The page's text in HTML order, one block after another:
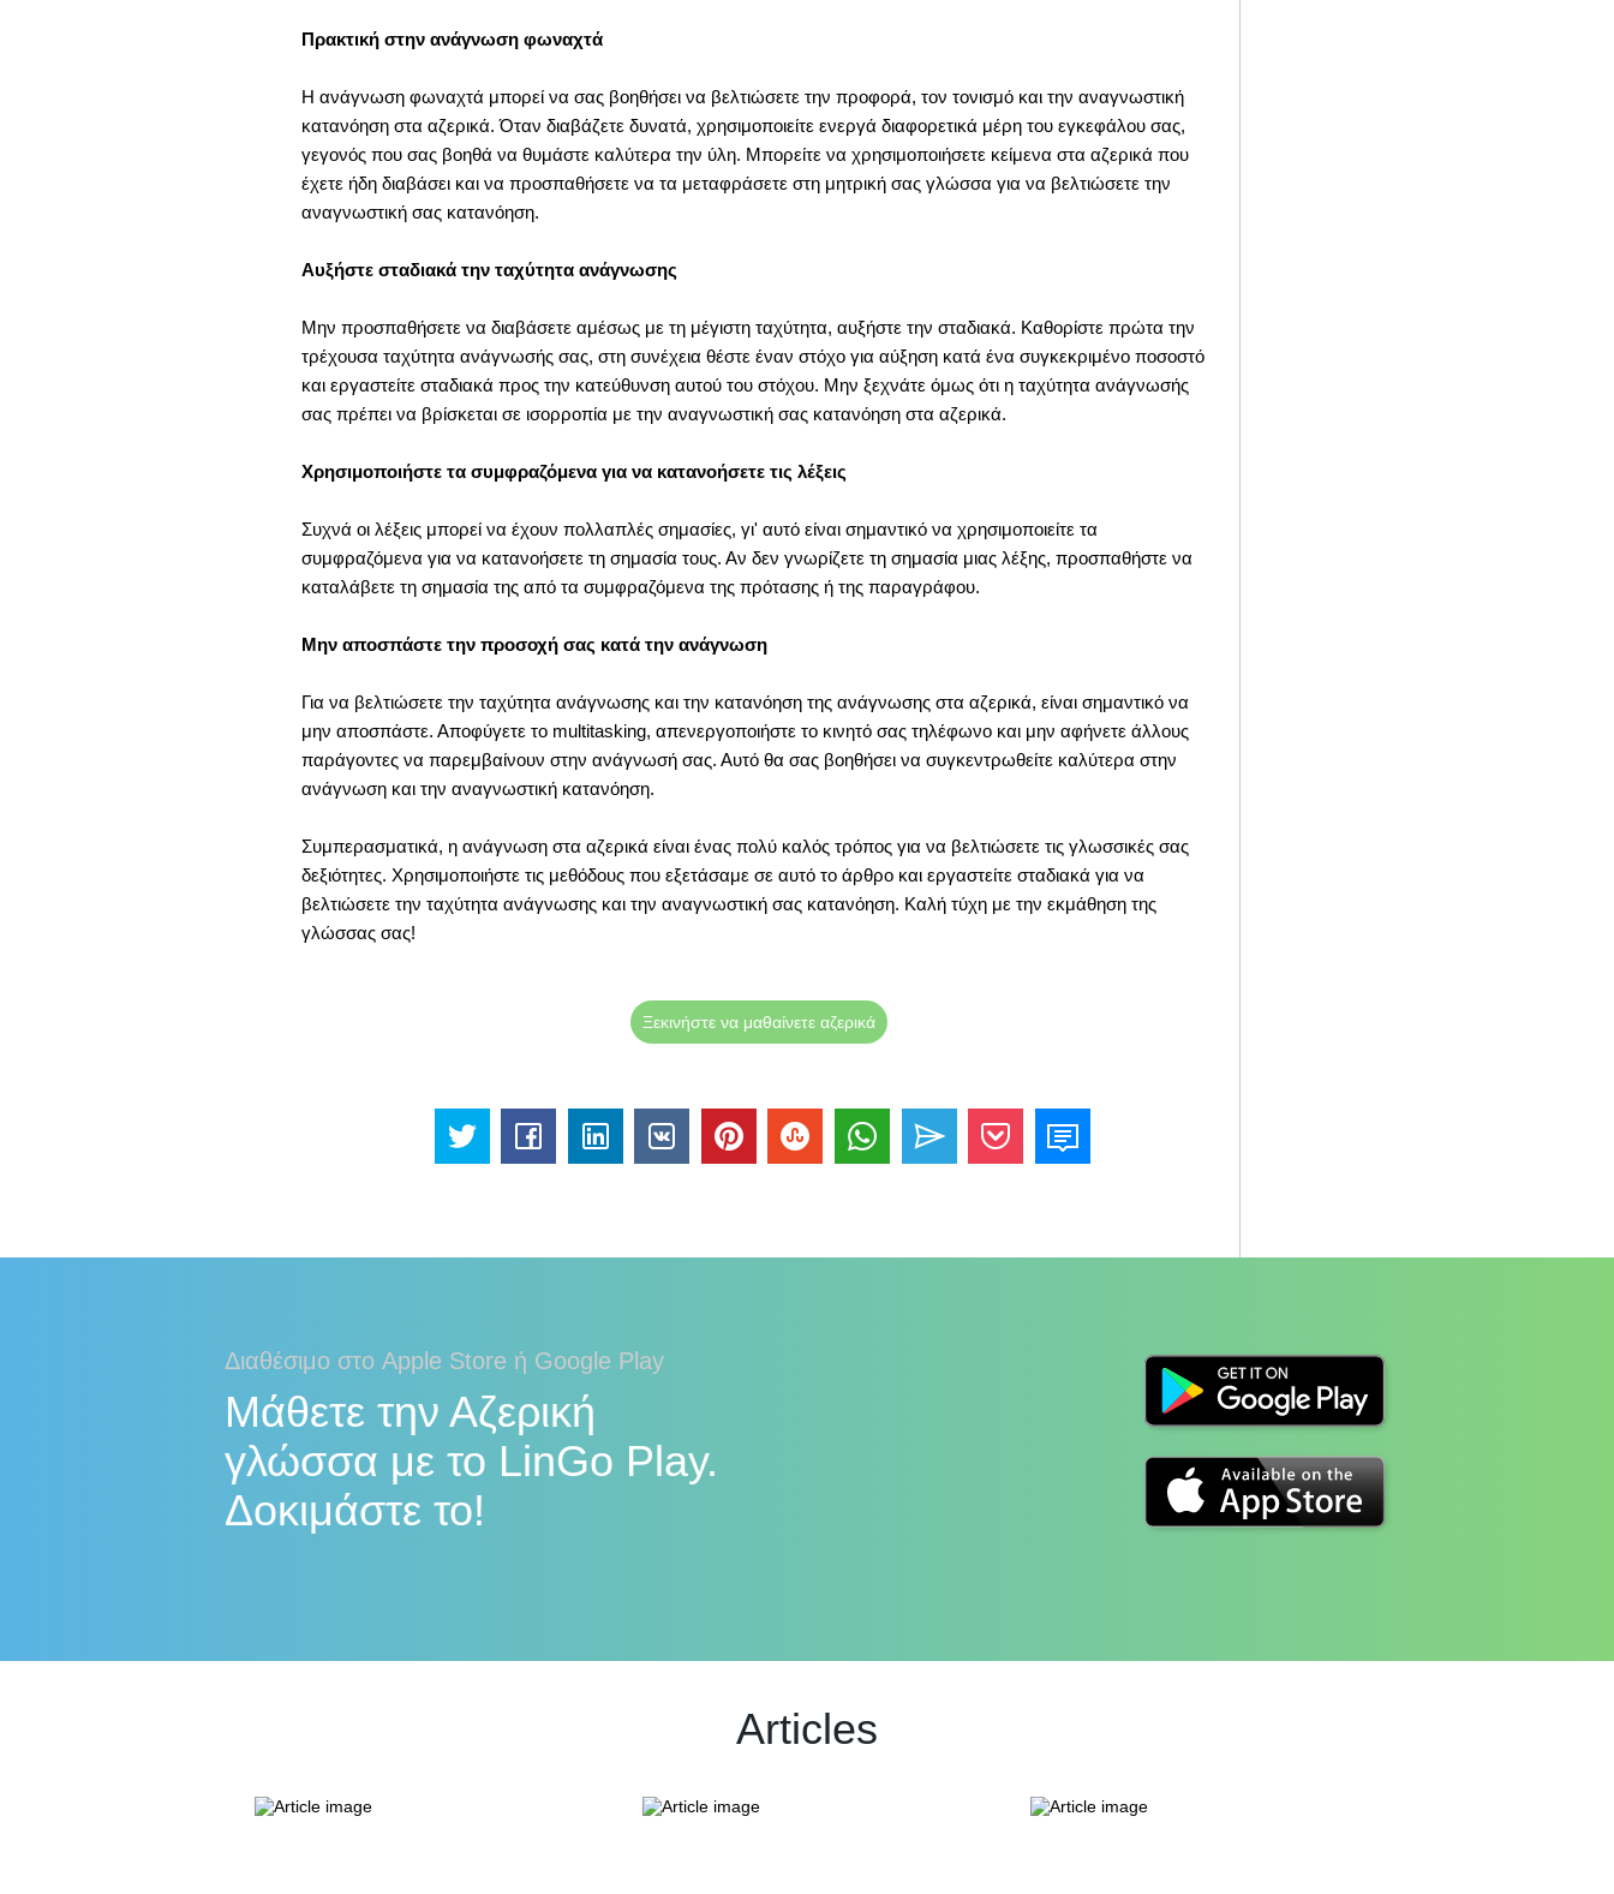
Πρακτική στην ανάγνωση φωναχτά
Η ανάγνωση φωναχτά μπορεί να σας βοηθήσει να βελτιώσετε την προφορά, τον τονισμό και την αναγνωστική
κατανόηση στα αζερικά. Όταν διαβάζετε δυνατά, χρησιμοποιείτε ενεργά διαφορετικά μέρη του εγκεφάλου σας,
γεγονός που σας βοηθά να θυμάστε καλύτερα την ύλη. Μπορείτε να χρησιμοποιήσετε κείμενα στα αζερικά που
έχετε ήδη διαβάσει και να προσπαθήσετε να τα μεταφράσετε στη μητρική σας γλώσσα για να βελτιώσετε την
αναγνωστική σας κατανόηση.
Αυξήστε σταδιακά την ταχύτητα ανάγνωσης
Μην προσπαθήσετε να διαβάσετε αμέσως με τη μέγιστη ταχύτητα, αυξήστε την σταδιακά. Καθορίστε πρώτα την
τρέχουσα ταχύτητα ανάγνωσής σας, στη συνέχεια θέστε έναν στόχο για αύξηση κατά ένα συγκεκριμένο ποσοστό
και εργαστείτε σταδιακά προς την κατεύθυνση αυτού του στόχου. Μην ξεχνάτε όμως ότι η ταχύτητα ανάγνωσής
σας πρέπει να βρίσκεται σε ισορροπία με την αναγνωστική σας κατανόηση στα αζερικά.
Χρησιμοποιήστε τα συμφραζόμενα για να κατανοήσετε τις λέξεις
Συχνά οι λέξεις μπορεί να έχουν πολλαπλές σημασίες, γι' αυτό είναι σημαντικό να χρησιμοποιείτε τα
συμφραζόμενα για να κατανοήσετε τη σημασία τους. Αν δεν γνωρίζετε τη σημασία μιας λέξης, προσπαθήστε να
καταλάβετε τη σημασία της από τα συμφραζόμενα της πρότασης ή της παραγράφου.
Μην αποσπάστε την προσοχή σας κατά την ανάγνωση
Για να βελτιώσετε την ταχύτητα ανάγνωσης και την κατανόηση της ανάγνωσης στα αζερικά, είναι σημαντικό να
μην αποσπάστε. Αποφύγετε το multitasking, απενεργοποιήστε το κινητό σας τηλέφωνο και μην αφήνετε άλλους
παράγοντες να παρεμβαίνουν στην ανάγνωσή σας. Αυτό θα σας βοηθήσει να συγκεντρωθείτε καλύτερα στην
ανάγνωση και την αναγνωστική κατανόηση.
Συμπερασματικά, η ανάγνωση στα αζερικά είναι ένας πολύ καλός τρόπος για να βελτιώσετε τις γλωσσικές σας
δεξιότητες. Χρησιμοποιήστε τις μεθόδους που εξετάσαμε σε αυτό το άρθρο και εργαστείτε σταδιακά για να
βελτιώσετε την ταχύτητα ανάγνωσης και την αναγνωστική σας κατανόηση. Καλή τύχη με την εκμάθηση της
γλώσσας σας!
Ξεκινήστε να μαθαίνετε αζερικά
Διαθέσιμο στο Apple Store ή Google Play
Μάθετε την Αζερική
γλώσσα με το LinGo Play.
Δοκιμάστε το!
Articles